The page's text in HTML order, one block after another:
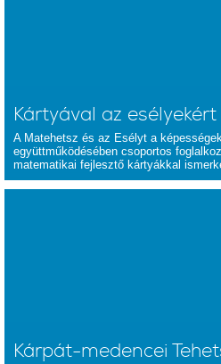
Kártyával az esélyekért
A Matehetsz és az Esélyt a
együttműködésében csoportos
matematikai fejlesztő kártyákkal
Kárpát-medencei